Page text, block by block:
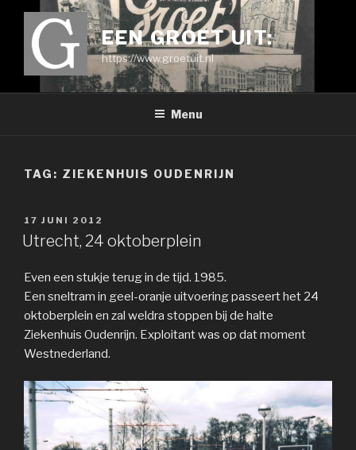
EEN GROET UIT:
https://www.groetuit.nl
Menu
TAG: ZIEKENHUIS OUDENRIJN
GEPLAATST
OP
17 JUNI 2012
Utrecht, 24 oktoberplein
Even een stukje terug in de tijd. 1985.
Een sneltram in geel-oranje uitvoering passeert het 24
oktoberplein en zal weldra stoppen bij de halte
Ziekenhuis Oudenrijn. Exploitant was op dat moment
Westnederland.